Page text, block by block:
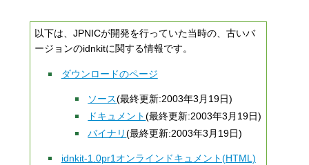
以下は、JPNICが開発を行っていた当時の、古いバ
ージョンのidnkitに関する情報です。
ダウンロードのページ
ソース(最終更新:2003年3月19日)
ドキュメント(最終更新:2003年3月19日)
バイナリ(最終更新:2003年3月19日)
idnkit-1.0pr1オンラインドキュメント(HTML)